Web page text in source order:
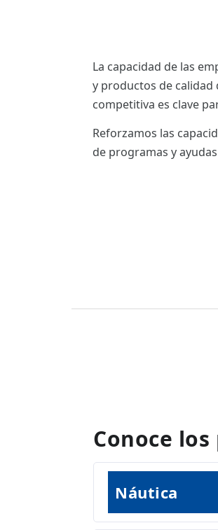
La capacidad de las
y productos de
competitiva es clave
Reforzamos las
de programas y
Conoce
Náutica